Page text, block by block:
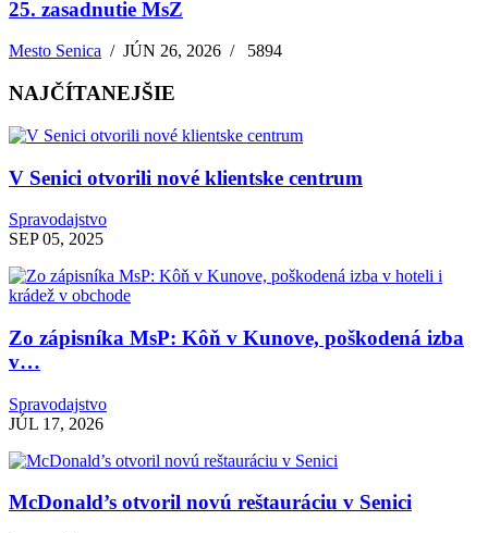
25. zasadnutie MsZ
Mesto Senica /JÚN 26, 2026 / 5894
NAJČÍTANEJŠIE
V Senici otvorili nové klientske centrum
Spravodajstvo
SEP 05, 2025
Zo zápisníka MsP: Kôň v Kunove, poškodená izba
v…
Spravodajstvo
JÚL 17, 2026
McDonald’s otvoril novú reštauráciu v Senici